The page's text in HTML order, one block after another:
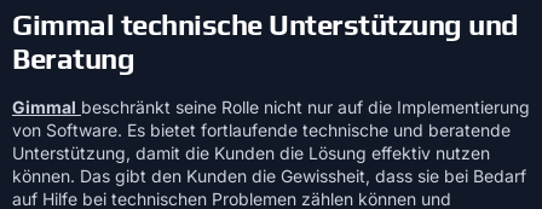
Gimmal technische Unterstützung und
Beratung
Gimmal beschränkt seine Rolle nicht nur auf die Implementierung
von Software. Es bietet fortlaufende technische und beratende
Unterstützung, damit die Kunden die Lösung effektiv nutzen
können. Das gibt den Kunden die Gewissheit, dass sie bei Bedarf
auf Hilfe bei technischen Problemen zählen können und